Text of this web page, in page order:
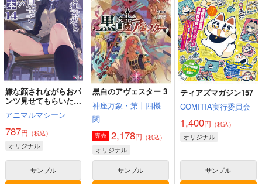
嫌な顔されながらおパ
ンツ見せてもらいたい
本14
アニマルマシーン
787円 （税込）
オリジナル
サンプル
黒白のアヴェスター 3
神座万象・第十四機
関
専売 2,178円 （税込）
オリジナル
サンプル
ティアズマガジン157
COMITIA実行委員会
1,400円 （税込）
オリジナル
サンプル